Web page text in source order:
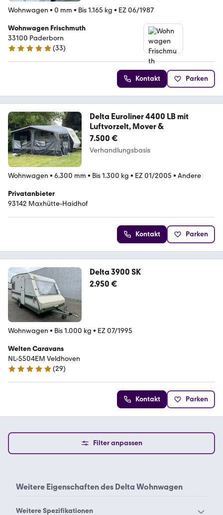
Wohnwagen • 0 mm • Bis 1.165 kg • EZ 06/1987
Wohnwagen Frischmuth
33100 Paderborn
4.8 Sterne
(33)
Kontakt Parken
Delta Euroliner 4400 LB mit
Luftvorzelt, Mover &
7.500 €
Verhandlungsbasis
Wohnwagen • 6.300 mm • Bis 1.300 kg • EZ 01/2005 • Andere
Privatanbieter
93142 Maxhütte-Haidhof
Kontakt Parken
Delta 3900 SK
2.950 €
Wohnwagen • Bis 1.000 kg • EZ 07/1995
Welten Caravans
NL-5504EM Veldhoven
5 Sterne
(29)
Kontakt Parken
Filter anpassen
Weitere Eigenschaften des Delta Wohnwagen
Weitere Spezifikationen